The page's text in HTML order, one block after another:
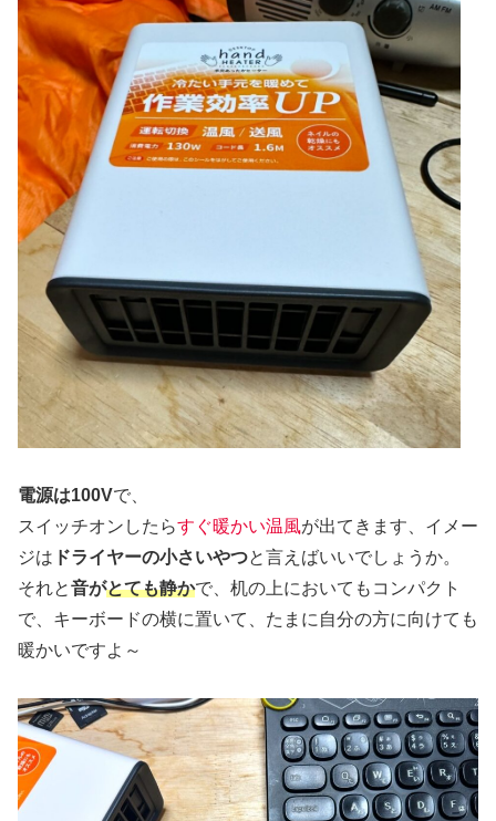
電源は100Vで、
スイッチオンしたらすぐ暖かい温風が出てきます、イメー
ジは ドライヤーの小さいやつと言えばいいでしょうか。
それと音がとても静かで、机の上においてもコンパクト
で、キーボードの横に置いて、たまに自分の方に向けても
暖かいですよ～